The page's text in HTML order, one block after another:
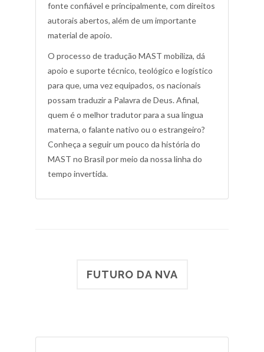
fonte confiável e principalmente, com direitos
autorais abertos, além de um importante
material de apoio.
O processo de tradução MAST mobiliza, dá
apoio e suporte técnico, teológico e logístico
para que, uma vez equipados, os nacionais
possam traduzir a Palavra de Deus. Afinal,
quem é o melhor tradutor para a sua língua
materna, o falante nativo ou o estrangeiro?
Conheça a seguir um pouco da história do
MAST no Brasil por meio da nossa linha do
tempo invertida.
FUTURO DA NVA